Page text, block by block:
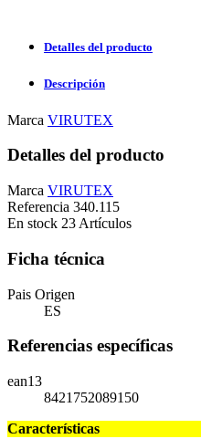
Detalles del producto
Descripción
Marca VIRUTEX
Detalles del producto
Marca VIRUTEX
Referencia 340.115
En stock 23 Artículos
Ficha técnica
Pais Origen
ES
Referencias específicas
ean13
8421752089150
Características